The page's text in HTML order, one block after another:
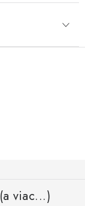
(a viac...)